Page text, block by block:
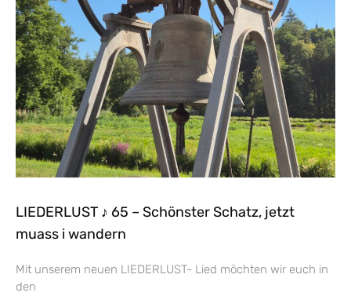
LIEDERLUST ♪ 65 – Schönster Schatz, jetzt
muass i wandern
Mit unserem neuen LIEDERLUST- Lied möchten wir euch in
den